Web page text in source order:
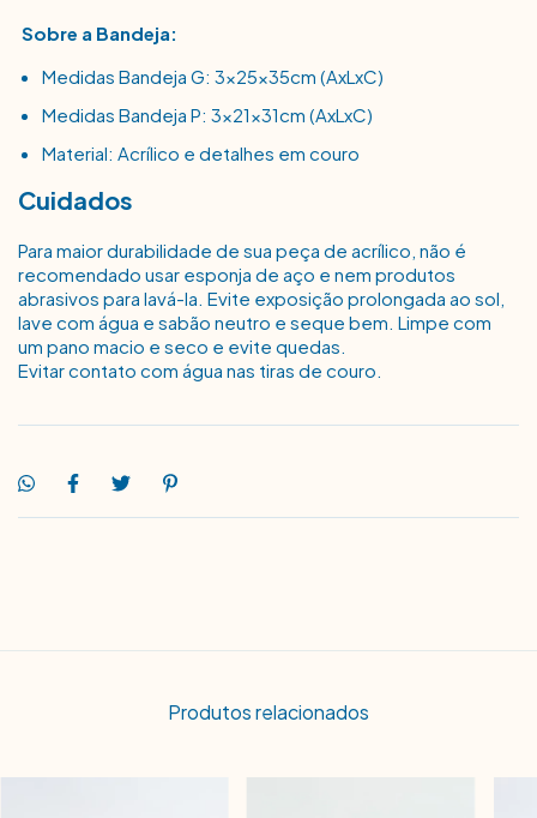
Sobre a Bandeja:
Medidas Bandeja G: 3x25x35cm (AxLxC)
Medidas Bandeja P: 3x21x31cm (AxLxC)
Material: Acrílico e detalhes em couro
Cuidados
Para maior durabilidade de sua peça de acrílico, não é
recomendado usar esponja de aço e nem produtos
abrasivos para lavá-la. Evite exposição prolongada ao sol,
lave com água e sabão neutro e seque bem. Limpe com
um pano macio e seco e evite quedas.
Evitar contato com água nas tiras de couro.
Produtos relacionados